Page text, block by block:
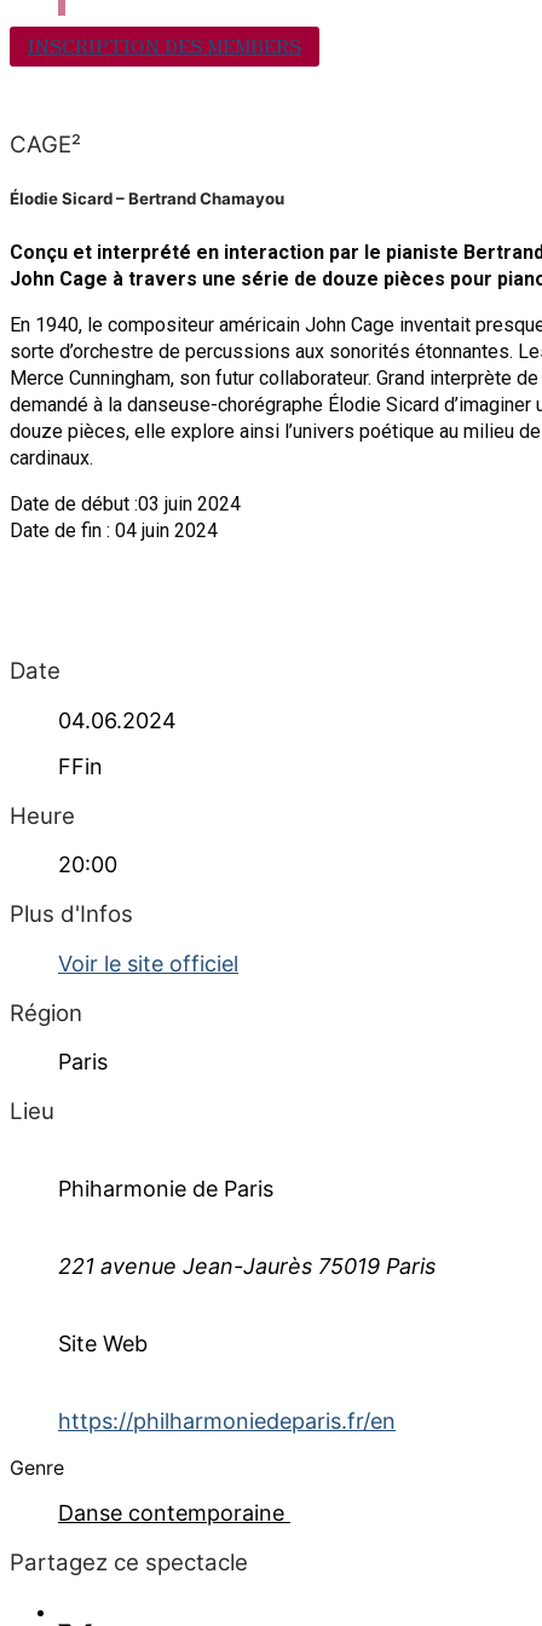
INSCRIPTION DES MEMBERS
CAGE²
Élodie Sicard – Bertrand Chamayou
Conçu et interprété en interaction par le pianiste
John Cage à travers une série de douze pièces pour
En 1940, le compositeur américain John Cage inventait
sorte d’orchestre de percussions aux sonorités étonnantes.
Merce Cunningham, son futur collaborateur. Grand interprète
demandé à la danseuse-chorégraphe Élodie Sicard
douze pièces, elle explore ainsi l’univers poétique au milieu
cardinaux.
Date de début :03 juin 2024
Date de fin : 04 juin 2024
Date
04.06.2024
FFin
Heure
20:00
Plus d'Infos
Voir le site officiel
Région
Paris
Lieu
Phiharmonie de Paris
221 avenue Jean-Jaurès 75019 Paris
Site Web
https://philharmoniedeparis.fr/en
Genre
Danse contemporaine
Partagez ce spectacle